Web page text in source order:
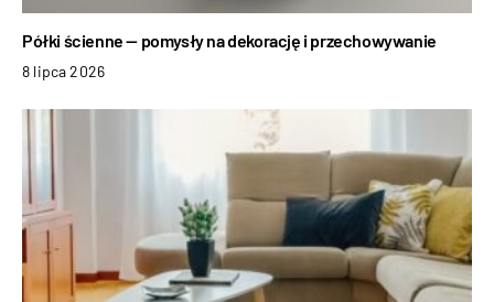
Półki ścienne — pomysły na dekorację i przechowywanie
8 lipca 2026